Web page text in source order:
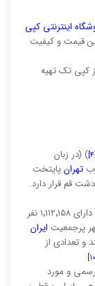
اینترنتی کپی
قیمت و کیفیت
کپی تک تهیه
[۴] ) (در زبان
تهرانپایتخت
قم قرار دارد.
کلانشهر قم دارای ۱٬۱۱۲٬۱۵۸ نفر
پرجمعیت ایران
و تعدادی از
و مورد